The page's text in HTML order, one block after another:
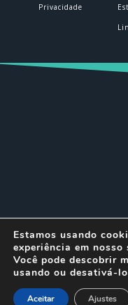
Privacidade
Estamos usando
experiência em nosso
Você pode descobrir
usando ou desativá-
Aceitar Ajustes